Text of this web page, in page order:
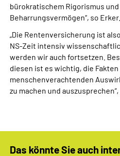
bürokratischem Rigorismus
Beharrungsvermögen“, so Erker.
„Die Rentenversicherung ist
NS-Zeit intensiv
werden wir auch fortsetzen.
diesen ist es wichtig, die
menschenverachtenden
zu machen und
Das könnte Sie auch